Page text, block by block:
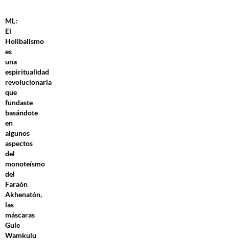
ML:
El
Holibalismo
es
una
espiritualidad
revolucionaria
que
fundaste
basándote
en
algunos
aspectos
del
monoteísmo
del
Faraón
Akhenatón,
las
máscaras
Gule
Wamkulu